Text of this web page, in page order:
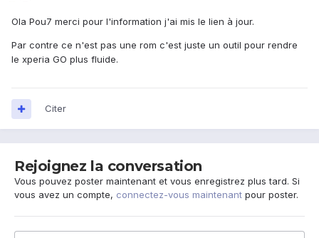
Ola Pou7 merci pour l'information j'ai mis le lien à jour.
Par contre ce n'est pas une rom c'est juste un outil pour rendre
le xperia GO plus fluide.
Citer
Rejoignez la conversation
Vous pouvez poster maintenant et vous enregistrez plus tard. Si
vous avez un compte, connectez-vous maintenant pour poster.